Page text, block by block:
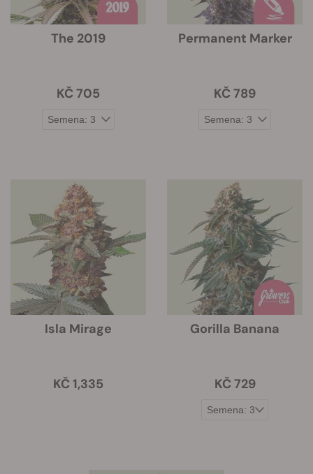
The 2019
KČ 705
Permanent Marker
KČ 789
Isla Mirage
KČ 1,335
Gorilla Banana
KČ 729